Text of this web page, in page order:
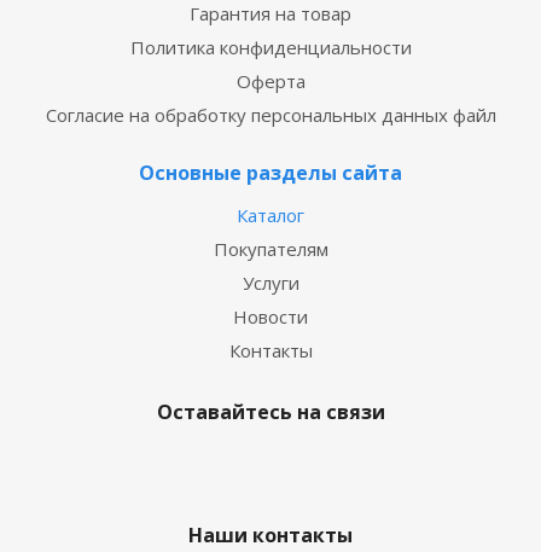
Гарантия на товар
Политика конфиденциальности
Оферта
Согласие на обработку персональных данных файл
Основные разделы сайта
Каталог
Покупателям
Услуги
Новости
Контакты
Оставайтесь на связи
Наши контакты